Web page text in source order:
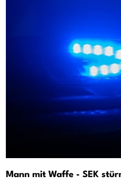
Mann mit Waffe - SEK